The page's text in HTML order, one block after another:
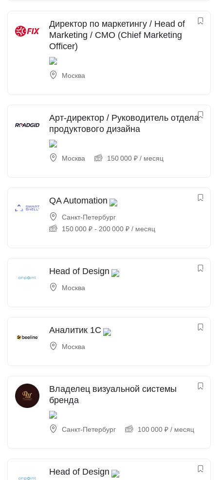
Директор по маркетингу / Head of
Marketing / CMO (Chief Marketing
Officer)
Москва
Арт-директор / Руководитель отдела
продуктового дизайна
Москва 150 000 ₽ / месяц
QA Automation
Санкт-Петербург
150 000 ₽ - 200 000 ₽ / месяц
Head of Design
Москва
Аналитик 1С
Москва
Владелец визуальной системы
бренда
Санкт-Петербург 100 000 ₽ / месяц
Head of Design